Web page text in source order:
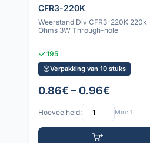
CFR3-220K
Weerstand Div CFR3-220K 220k
Ohms 3W Through-hole
195
Verpakking van 10 stuks
0.86€ – 0.96€
Hoeveelheid: Min: 1